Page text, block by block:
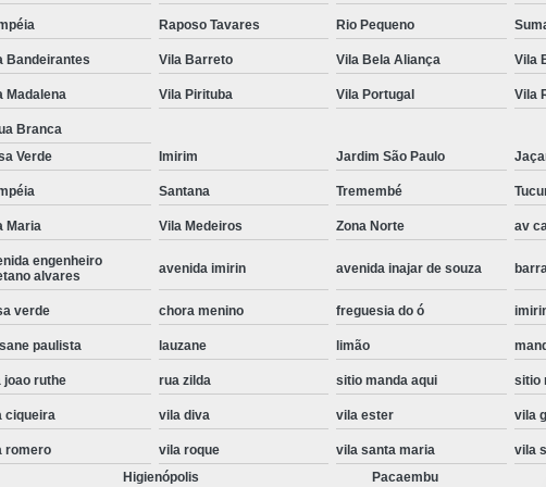
Instalação de Maquina de Lavar Roupa
Instalação Eletrica Maquina de Lavar Roupa
Instalação Maquina de Lavar Samsung
Instalar Maquina Lavar Roupa
Samsung Instalação Maquina de Lavar
Instalação Maquina Lava e Seca
Instalação Samsung Lava e Seca
Lava e Seca Samsung Instalação
Manutenção de Fogão
Manutenção de Fogão a
Manutenção de Fogão Electrolux
Raposo Tavares Rio Pequeno
Bandeirantes Vila Barreto Vila Bela Aliança Vila
Madalena Vila Pirituba Vila Portugal Vila
Branca
Verde Imirim Jardim São Paulo
Santana Tremembé
Maria Vila Medeiros Zona Norte av
engenheiro
alvares
avenida imirin avenida inajar de souza
verde chora menino freguesia do ó
paulista lauzane limão
joao ruthe rua zilda sitio manda aqui sitio
ciqueira vila diva vila ester vila
romero vila roque vila santa maria
vila
Higienópolis Pacaembu